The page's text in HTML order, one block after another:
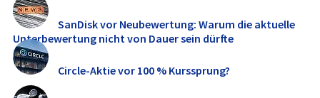
SanDisk vor Neubewertung: Warum die aktuelle
Unterbewertung nicht von Dauer sein dürfte
Circle-Aktie vor 100 % Kurssprung?